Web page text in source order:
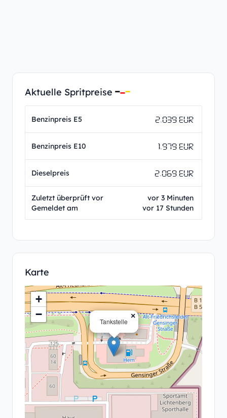
Aktuelle Spritpreise
Benzinpreis E5 2.039 EUR
Benzinpreis E10 1.979 EUR
Dieselpreis 2.069 EUR
Zuletzt überprüft vor
Gemeldet am
vor 3 Minuten
vor 17 Stunden
Karte
Tankstelle
×
+
−